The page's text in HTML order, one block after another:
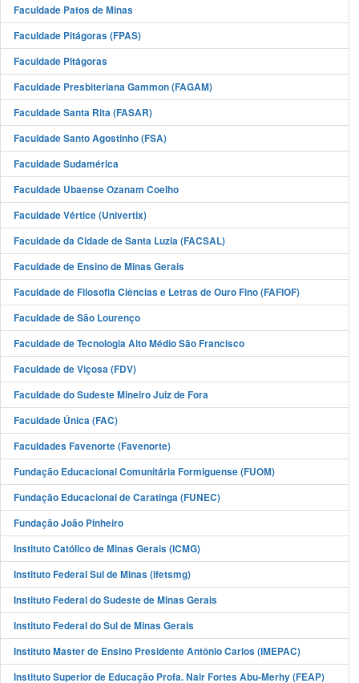
Faculdade Patos de Minas
Faculdade Pitágoras (FPAS)
Faculdade Pitágoras
Faculdade Presbiteriana Gammon (FAGAM)
Faculdade Santa Rita (FASAR)
Faculdade Santo Agostinho (FSA)
Faculdade Sudamérica
Faculdade Ubaense Ozanam Coelho
Faculdade Vértice (Univertix)
Faculdade da Cidade de Santa Luzia (FACSAL)
Faculdade de Ensino de Minas Gerais
Faculdade de Filosofia Ciências e Letras de Ouro Fino (FAFIOF)
Faculdade de São Lourenço
Faculdade de Tecnologia Alto Médio São Francisco
Faculdade de Viçosa (FDV)
Faculdade do Sudeste Mineiro Juiz de Fora
Faculdade Única (FAC)
Faculdades Favenorte (Favenorte)
Fundação Educacional Comunitária Formiguense (FUOM)
Fundação Educacional de Caratinga (FUNEC)
Fundação João Pinheiro
Instituto Católico de Minas Gerais (ICMG)
Instituto Federal Sul de Minas (ifetsmg)
Instituto Federal do Sudeste de Minas Gerais
Instituto Federal do Sul de Minas Gerais
Instituto Master de Ensino Presidente Antônio Carlos (IMEPAC)
Instituto Superior de Educação Profa. Nair Fortes Abu-Merhy (FEAP)